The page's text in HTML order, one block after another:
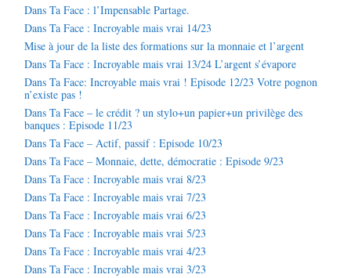
Dans Ta Face : l’Impensable Partage.
Dans Ta Face : Incroyable mais vrai 14/23
Mise à jour de la liste des formations sur la monnaie et l’argent
Dans Ta Face : Incroyable mais vrai 13/24 L’argent s’évapore
Dans Ta Face: Incroyable mais vrai ! Episode 12/23 Votre pognon
n’existe pas !
Dans Ta Face – le crédit ? un stylo+un papier+un privilège des
banques : Episode 11/23
Dans Ta Face – Actif, passif : Episode 10/23
Dans Ta Face – Monnaie, dette, démocratie : Episode 9/23
Dans Ta Face : Incroyable mais vrai 8/23
Dans Ta Face : Incroyable mais vrai 7/23
Dans Ta Face : Incroyable mais vrai 6/23
Dans Ta Face : Incroyable mais vrai 5/23
Dans Ta Face : Incroyable mais vrai 4/23
Dans Ta Face : Incroyable mais vrai 3/23